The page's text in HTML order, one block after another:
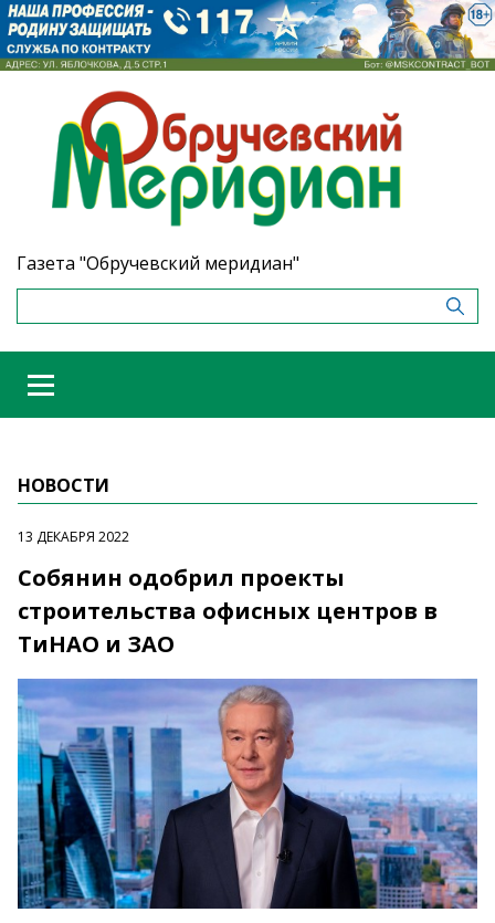
Газета "Обручевский меридиан"
НОВОСТИ
13 ДЕКАБРЯ 2022
Собянин одобрил проекты
строительства офисных центров в
ТиНАО и ЗАО